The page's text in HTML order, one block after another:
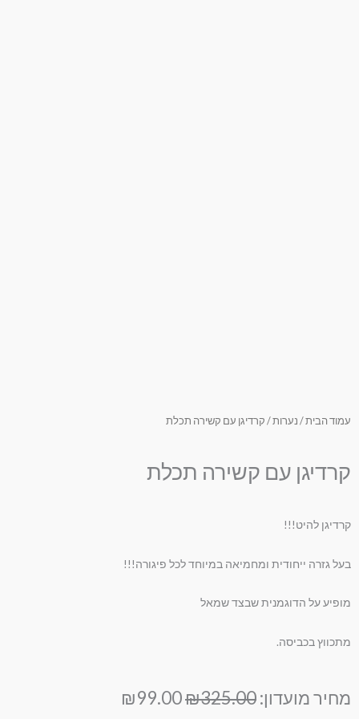
עמוד הבית/נערות/ קרדיגן עם קשירה תכלת
קרדיגן עם קשירה תכלת
קרדיגן להיט!!!
בעל גזרה ייחודית ומחמיאה במיוחד לכל פיגורה!!!
מופיע על הדוגמנית שבצד שמאל
מתכווץ בכביסה.
מחיר מועדון: ₪325.00
המחיר₪99.00
המחיר